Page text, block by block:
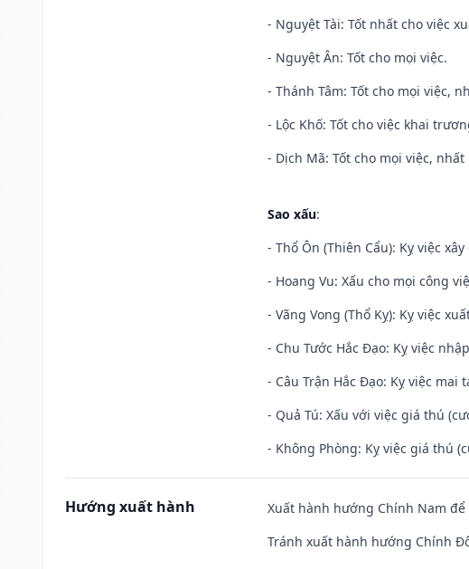
- Nguyệt Tài: Tốt nhất cho việc
- Nguyệt Ân: Tốt cho mọi việc.
- Thánh Tâm: Tốt cho mọi việc,
- Lộc Khố: Tốt cho việc khai
- Dịch Mã: Tốt cho mọi việc,
Sao xấu:
- Thổ Ôn (Thiên Cẩu): Kỵ việc
- Hoang Vu: Xấu cho mọi công
- Vãng Vong (Thổ Kỵ): Kỵ việc
- Chu Tước Hắc Đạo: Kỵ việc
- Câu Trận Hắc Đạo: Kỵ việc mai
- Quả Tú: Xấu với việc giá thú
- Không Phòng: Kỵ việc giá thú
Hướng xuất hành
Xuất hành hướng Chính Nam
Tránh xuất hành hướng Chính